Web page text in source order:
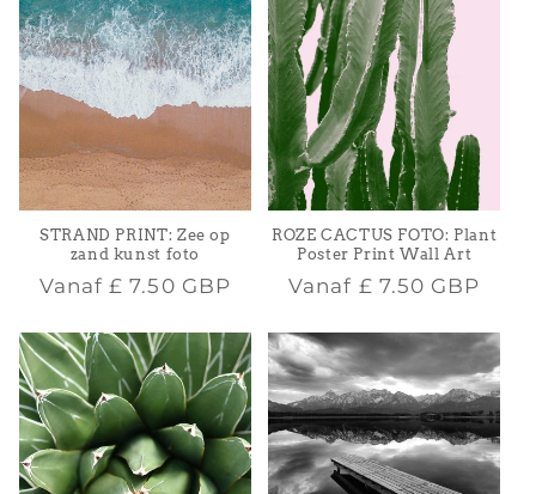
STRAND PRINT: Zee op
zand kunst foto
Normale
Vanaf£ 7.50 GBP
ROZE CACTUS FOTO: Plant
Poster Print Wall Art
Normale
Vanaf £ 7.50 GBP